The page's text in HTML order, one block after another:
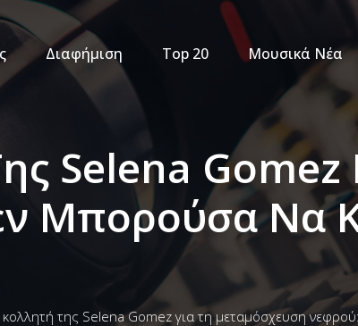
Διαφήμιση Top 20 Μουσικά Νέα
Selena
Μπορούσα Να
της Selena Gomez για τη μεταμόσχευση